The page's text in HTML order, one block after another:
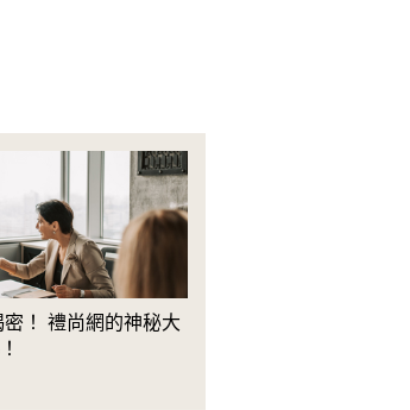
密！ 禮尚網的神秘大